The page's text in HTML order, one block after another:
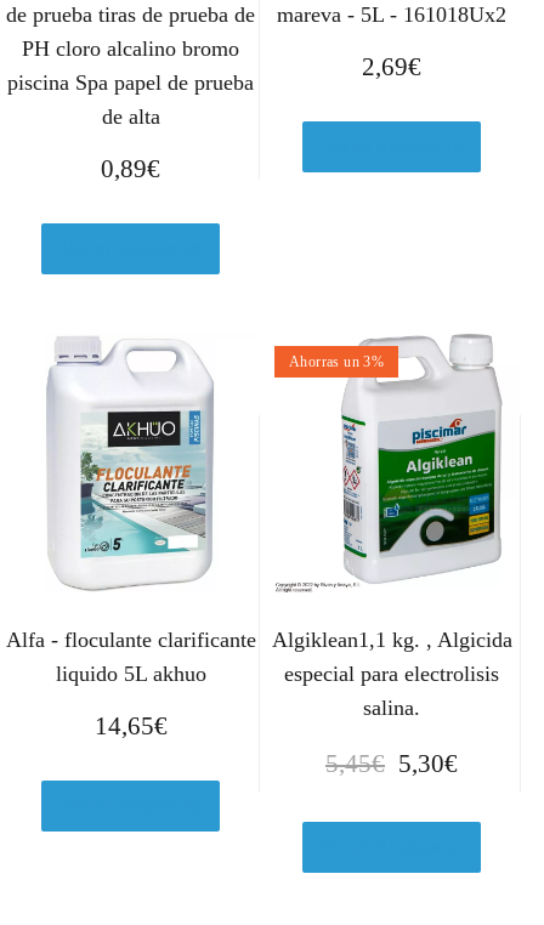
a
:
2
7
5
€
8
,
3
de prueba tiras de prueba de
PH cloro alcalino bromo
piscina Spa papel de prueba
de alta
0,89€
mareva - 5L - 161018Ux2
2,69€
Alfa - floculante clarificante
liquido 5L akhuo
14,65€
Ahorras un 3%
Algiklean1,1 kg. , Algicida
especial para electrolisis
salina.
5,45€ E
p
e
5,30€
p
e